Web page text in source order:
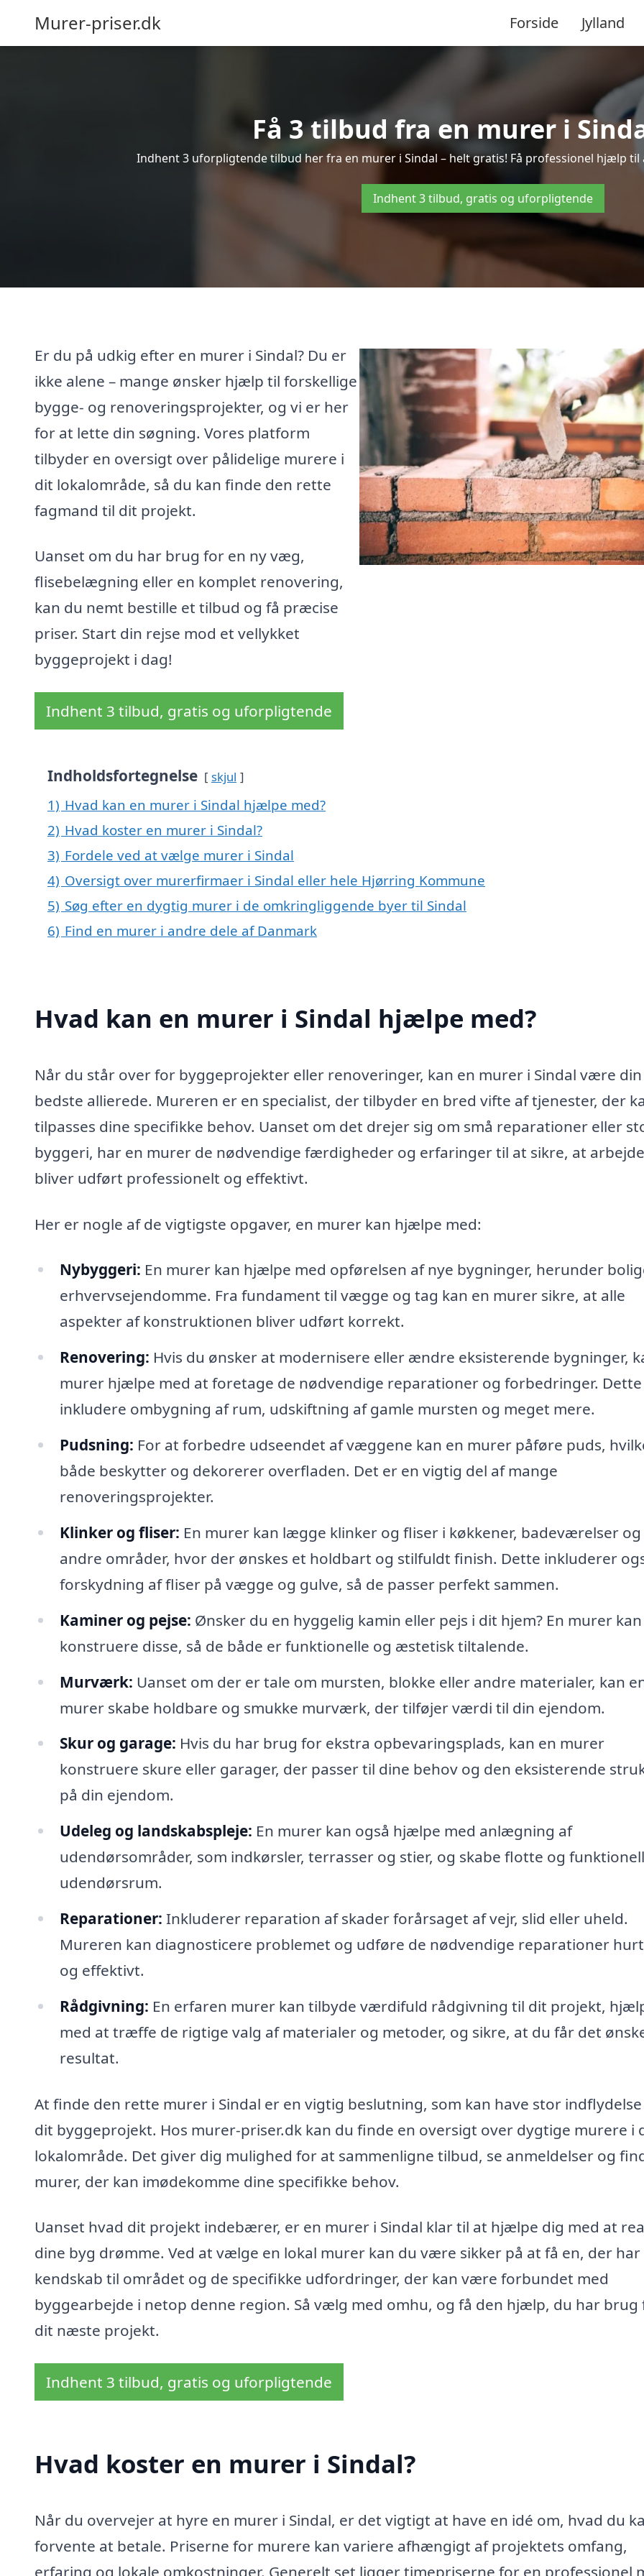
Murer-priser.dk Forside Jylland
Få 3 tilbud fra en murer i
Indhent 3 uforpligtende tilbud her fra en murer i Sindal – helt gratis! Få professionel hjælp
Indhent 3 tilbud, gratis og uforpligtende
Er du på udkig efter en murer i Sindal? Du er
ikke alene – mange ønsker hjælp til forskellige
bygge- og renoveringsprojekter, og vi er her
for at lette din søgning. Vores platform
tilbyder en oversigt over pålidelige murere i
dit lokalområde, så du kan finde den rette
fagmand til dit projekt.
Uanset om du har brug for en ny væg,
flisebelægning eller en komplet renovering,
kan du nemt bestille et tilbud og få præcise
priser. Start din rejse mod et vellykket
byggeprojekt i dag!
Indhent 3 tilbud, gratis og uforpligtende
Indholdsfortegnelse skjul
1) Hvad kan en murer i Sindal hjælpe med?
2) Hvad koster en murer i Sindal?
3) Fordele ved at vælge murer i Sindal
4) Oversigt over murerfirmaer i Sindal eller hele Hjørring Kommune
5) Søg efter en dygtig murer i de omkringliggende byer til Sindal
6) Find en murer i andre dele af Danmark
Hvad kan en murer i Sindal hjælpe med?
Når du står over for byggeprojekter eller renoveringer, kan en murer i Sindal være din
bedste allierede. Mureren er en specialist, der tilbyder en bred vifte af tjenester, der
tilpasses dine specifikke behov. Uanset om det drejer sig om små reparationer eller
byggeri, har en murer de nødvendige færdigheder og erfaringer til at sikre, at
bliver udført professionelt og effektivt.
Her er nogle af de vigtigste opgaver, en murer kan hjælpe med:
Nybyggeri: En murer kan hjælpe med opførelsen af nye bygninger, herunder
erhvervsejendomme. Fra fundament til vægge og tag kan en murer sikre, at alle
aspekter af konstruktionen bliver udført korrekt.
Renovering: Hvis du ønsker at modernisere eller ændre eksisterende bygninger,
murer hjælpe med at foretage de nødvendige reparationer og forbedringer. Dette
inkludere ombygning af rum, udskiftning af gamle mursten og meget mere.
Pudsning: For at forbedre udseendet af væggene kan en murer påføre puds,
både beskytter og dekorerer overfladen. Det er en vigtig del af mange
renoveringsprojekter.
Klinker og fliser: En murer kan lægge klinker og fliser i køkkener, badeværelser og
andre områder, hvor der ønskes et holdbart og stilfuldt finish. Dette inkluderer
forskydning af fliser på vægge og gulve, så de passer perfekt sammen.
Kaminer og pejse: Ønsker du en hyggelig kamin eller pejs i dit hjem? En murer kan
konstruere disse, så de både er funktionelle og æstetisk tiltalende.
Murværk: Uanset om der er tale om mursten, blokke eller andre materialer, kan
murer skabe holdbare og smukke murværk, der tilføjer værdi til din ejendom.
Skur og garage: Hvis du har brug for ekstra opbevaringsplads, kan en murer
konstruere skure eller garager, der passer til dine behov og den eksisterende
på din ejendom.
Udeleg og landskabspleje: En murer kan også hjælpe med anlægning af
udendørsområder, som indkørsler, terrasser og stier, og skabe flotte og
udendørsrum.
Reparationer: Inkluderer reparation af skader forårsaget af vejr, slid eller uheld.
Mureren kan diagnosticere problemet og udføre de nødvendige reparationer
og effektivt.
Rådgivning: En erfaren murer kan tilbyde værdifuld rådgivning til dit projekt,
med at træffe de rigtige valg af materialer og metoder, og sikre, at du får det
resultat.
At finde den rette murer i Sindal er en vigtig beslutning, som kan have stor indflydelse
dit byggeprojekt. Hos murer-priser.dk kan du finde en oversigt over dygtige murere i
lokalområde. Det giver dig mulighed for at sammenligne tilbud, se anmeldelser og
murer, der kan imødekomme dine specifikke behov.
Uanset hvad dit projekt indebærer, er en murer i Sindal klar til at hjælpe dig med at
dine byg drømme. Ved at vælge en lokal murer kan du være sikker på at få en, der har
kendskab til området og de specifikke udfordringer, der kan være forbundet med
byggearbejde i netop denne region. Så vælg med omhu, og få den hjælp, du har brug
dit næste projekt.
Indhent 3 tilbud, gratis og uforpligtende
Hvad koster en murer i Sindal?
Når du overvejer at hyre en murer i Sindal, er det vigtigt at have en idé om, hvad du
forvente at betale. Priserne for murere kan variere afhængigt af projektets omfang,
erfaring og lokale omkostninger. Generelt set ligger timepriserne for en professionel